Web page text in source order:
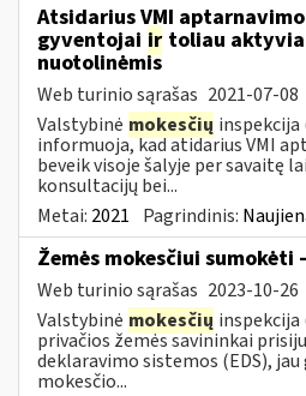
Atsidarius VMI
gyventojai ir toliau
nuotolinėmis
Web turinio sąrašas 2021-07-08
Valstybinė mokesčių inspekcija
informuoja, kad atidarius VMI
beveik visoje šalyje per savaitę
konsultacijų bei...
Metai: 2021 Pagrindinis:
Žemės mokesčiui sumokėti
Web turinio sąrašas 2023-10-26
Valstybinė mokesčių inspekcija
privačios žemės savininkai
deklaravimo sistemos (EDS),
mokesčio...